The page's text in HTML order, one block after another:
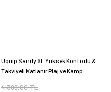
Uquip Sandy XL Yüksek Konforlu &
Takviyeli Katlanır Plaj ve Kamp
4.399,00 TL